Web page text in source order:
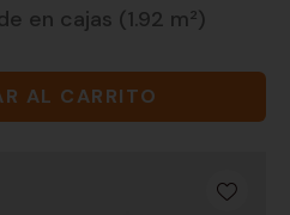
en cajas (1.92 m²)
AL CARRITO